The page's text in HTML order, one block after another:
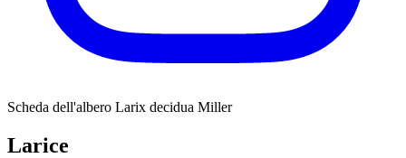
Scheda dell'albero Larix decidua Miller
Larice